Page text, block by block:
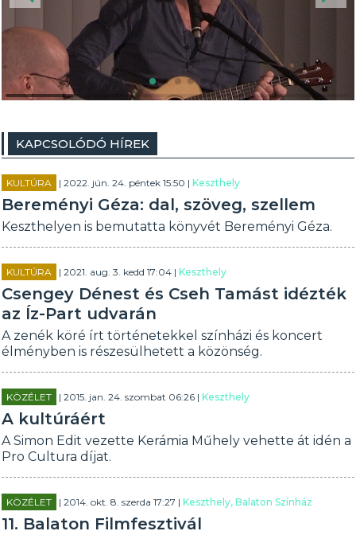
KAPCSOLÓDÓ HÍREK
KULTÚRA | 2022. jún. 24. péntek 15:50 |Keszthely
Bereményi Géza: dal, szöveg, szellem
Keszthelyen is bemutatta könyvét Bereményi Géza.
KULTÚRA | 2021. aug. 3. kedd 17:04 |Keszthely
Csengey Dénest és Cseh Tamást idézték
az Íz-Part udvarán
A zenék köré írt történetekkel színházi és koncert
élményben is részesülhetett a közönség.
KÖZÉLET | 2015. jan. 24. szombat 06:26 |Keszthely
A kultúráért
A Simon Edit vezette Kerámia Műhely vehette át idén a
Pro Cultura díjat.
KÖZÉLET | 2014. okt. 8. szerda 17:27 |Keszthely, Balaton Színház
11. Balaton Filmfesztivál